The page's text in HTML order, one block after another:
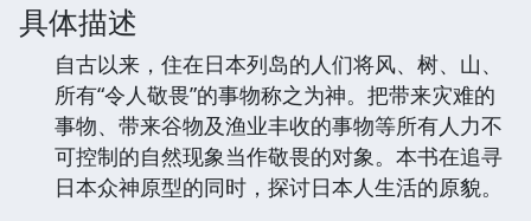
具体描述
自古以来，住在日本列岛的人们将风、树、山、
所有“令人敬畏”的事物称之为神。把带来灾难的
事物、带来谷物及渔业丰收的事物等所有人力不
可控制的自然现象当作敬畏的对象。本书在追寻
日本众神原型的同时，探讨日本人生活的原貌。